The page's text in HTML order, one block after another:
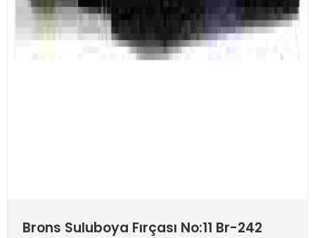
Brons Suluboya Fırçası No:11 Br-242